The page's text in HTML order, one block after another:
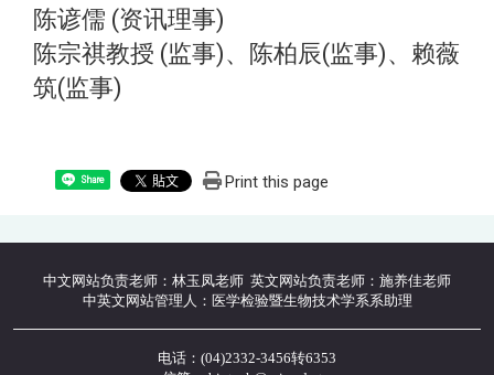
陈谚儒 (资讯理事)
陈宗祺教授 (监事)、陈柏辰(监事)、赖薇
筑(监事)
Share Print this page
中文网站负责老师：林玉凤老师 英文网站负责老师：施养佳老师
中英文网站管理人：医学检验暨生物技术学系系助理
电话：(04)2332-3456转6353